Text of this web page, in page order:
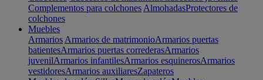
Complementos para colchones AlmohadasProtectores de
colchones
Muebles
Armarios Armarios de matrimonioArmarios puertas
batientesArmarios puertas correderasArmarios
juvenilArmarios infantilesArmarios esquinerosArmarios
vestidoresArmarios auxiliaresZapateros